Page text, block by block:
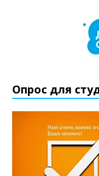
Опрос для